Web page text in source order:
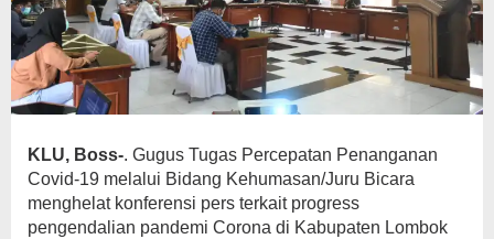
KLU, Boss-. Gugus Tugas Percepatan Penanganan
Covid-19 melalui Bidang Kehumasan/Juru Bicara
menghelat konferensi pers terkait progress
pengendalian pandemi Corona di Kabupaten Lombok